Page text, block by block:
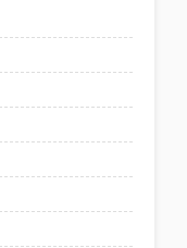
του ΚΑΠΗ
Παράδειγμα